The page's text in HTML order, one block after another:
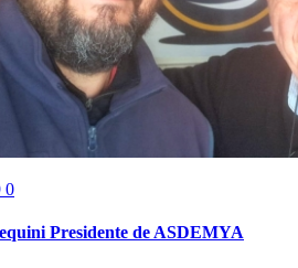
0
Presidente de ASDEMYA